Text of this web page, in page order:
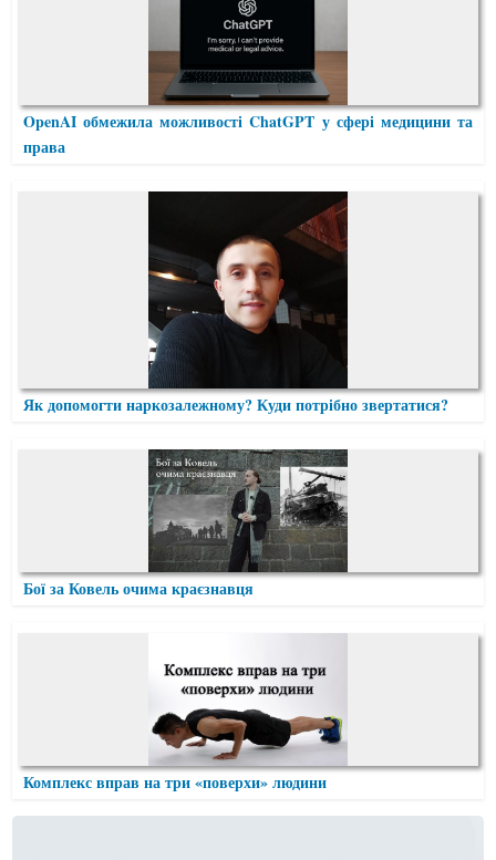
OpenAI обмежила можливості ChatGPT у сфері медицини та
права
Як допомогти наркозалежному? Куди потрібно звертатися?
Бої за Ковель очима краєзнавця
Комплекс вправ на три «поверхи» людини